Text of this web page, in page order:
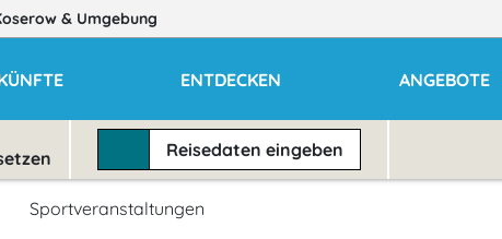
& Umgebung
ENTDECKEN ANGEBOTE
Reisedateneingeben
Sportveranstaltungen